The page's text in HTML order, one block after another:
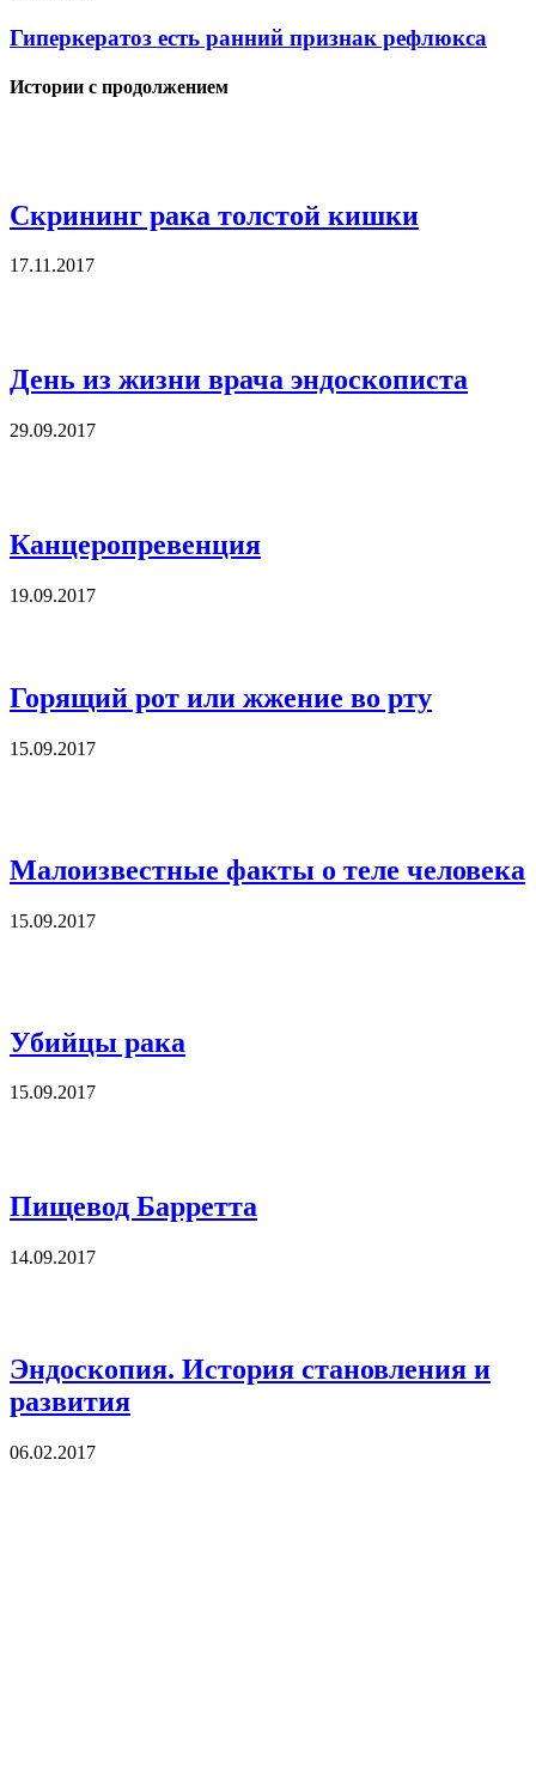
Гиперкератоз есть ранний признак рефлюкса
Истории с продолжением
Скрининг рака толстой кишки
17.11.2017
День из жизни врача эндоскописта
29.09.2017
Канцеропревенция
19.09.2017
Горящий рот или жжение во рту
15.09.2017
Малоизвестные факты о теле человека
15.09.2017
Убийцы рака
15.09.2017
Пищевод Барретта
14.09.2017
Эндоскопия. История становления и
развития
06.02.2017